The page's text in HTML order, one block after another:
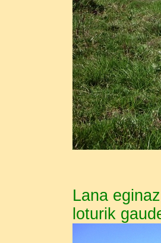
Lana
loturik